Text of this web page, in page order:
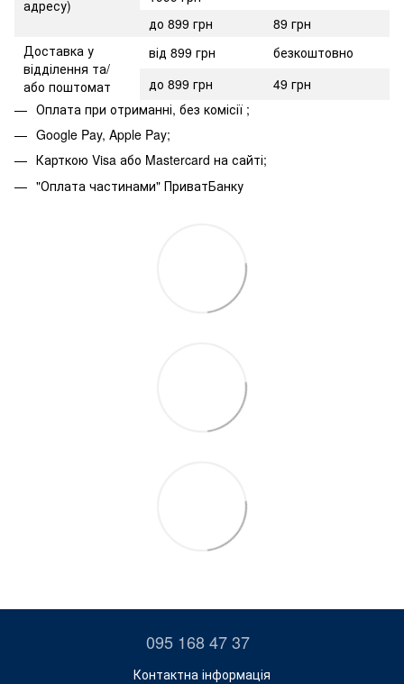
адресу)
до 899 грн
89 грн
Доставка у
відділення та/
або поштомат
від 899 грн
безкоштовно
до 899 грн
49 грн
Оплата при отриманні, без комісії ;
Google Pay, Apple Pay;
Карткою Visa або Mastercard на сайті;
"Оплата частинами" ПриватБанку
095 168 47 37
Контактна інформація